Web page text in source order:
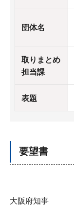
団体名
取りまとめ
担当課
表題
要望書
大阪府知事